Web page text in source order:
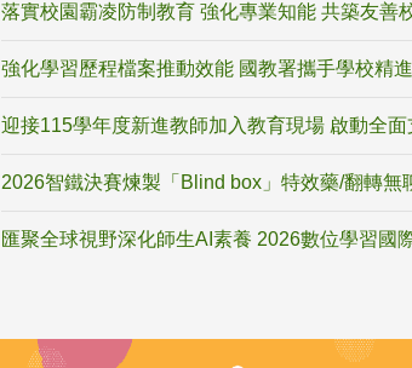
落實校園霸凌防制教育 強化專業知能 共築友善
強化學習歷程檔案推動效能 國教署攜手學校精
迎接115學年度新進教師加入教育現場 啟動全
2026智鐵決賽煉製「Blind box」特效藥/翻轉無
匯聚全球視野深化師生AI素養 2026數位學習國